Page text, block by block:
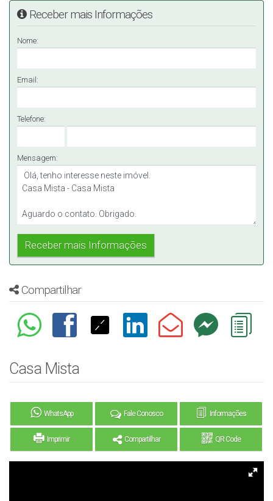
Receber mais Informações
Nome:
Email:
Telefone:
Mensagem:
Compartilhar
Casa Mista
WhatsApp Fale Conosco Informações
Imprimir Compartilhar QR Code